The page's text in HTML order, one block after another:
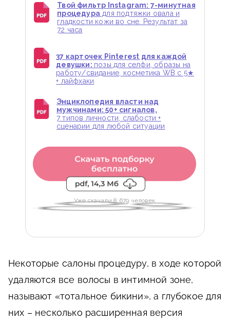
Твой фильтр Instagram: 7-минутная
процедурадля подтяжки овала и
гладкости кожи во сне. Результат за
72 часа
Уже скачали 8 679 человек
37 карточек Pinterest для каждой
девушки: позы для селфи, образы на
работу/свидание, косметика WB с 5★
+ лайфхаки
Энциклопедия власти над
мужчинами: 50+ сигналов,
7 типов личности, слабости +
сценарии для любой ситуации
Некоторые салоны процедуру, в ходе которой
удаляются все волосы в интимной зоне,
называют «тотальное бикини», а глубокое для
них – несколько расширенная версия